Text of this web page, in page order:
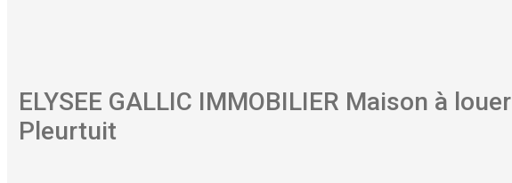
ELYSEE GALLIC IMMOBILIER Maison à louer
Pleurtuit